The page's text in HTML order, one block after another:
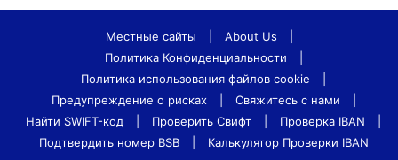
Местные сайты About Us
Политика Конфиденциальности
Политика использования файлов cookie
Предупреждение о рисках
Свяжитесь с нами
Найти SWIFT-код
Проверить Свифт Проверка IBAN
Подтвердить номер BSB
Калькулятор Проверки IBAN